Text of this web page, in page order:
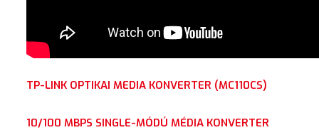
TP-LINK OPTIKAI MEDIA KONVERTER (MC110CS)
10/100 MBPS SINGLE-MÓDÚ MÉDIA KONVERTER